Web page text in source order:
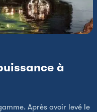
à
Après avoir levé le